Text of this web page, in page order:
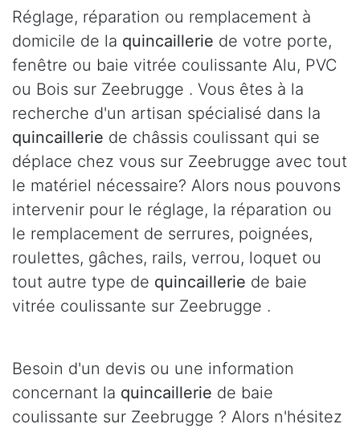
Réglage, réparation ou remplacement à
domicile de la quincaillerie de votre porte,
fenêtre ou baie vitrée coulissante Alu, PVC
ou Bois sur Zeebrugge . Vous êtes à la
recherche d'un artisan spécialisé dans la
quincaillerie de châssis coulissant qui se
déplace chez vous sur Zeebrugge avec tout
le matériel nécessaire? Alors nous pouvons
intervenir pour le réglage, la réparation ou
le remplacement de serrures, poignées,
roulettes, gâches, rails, verrou, loquet ou
tout autre type de quincaillerie de baie
vitrée coulissante sur Zeebrugge .
Besoin d'un devis ou une information
concernant la quincaillerie de baie
coulissante sur Zeebrugge ? Alors n'hésitez